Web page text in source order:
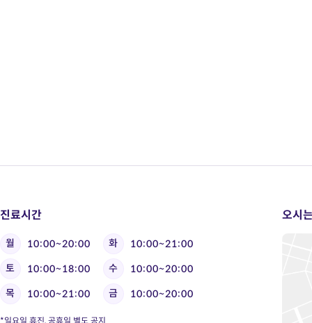
진료시간
월 10:00~20:00 화
10:00~21:00
토
10:00~18:00 수
10:00~20:00
목
10:00~21:00 금 10:00~20:00
*일요일 휴진, 공휴일 별도 공지
오시